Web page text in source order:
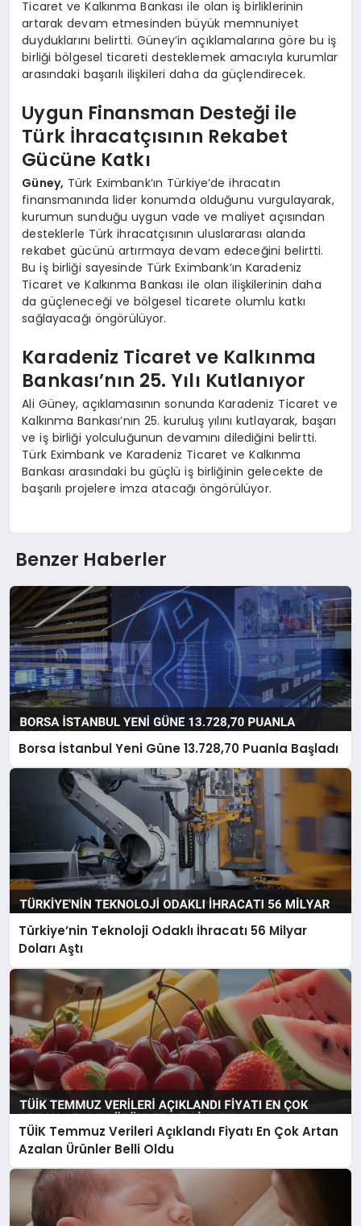
YAŞAM
Ticaret ve Kalkınma Bankası ile olan iş birliklerinin
artarak devam etmesinden büyük memnuniyet
duyduklarını belirtti. Güney’in açıklamalarına göre bu iş
birliği bölgesel ticareti desteklemek amacıyla kurumlar
arasındaki başarılı ilişkileri daha da güçlendirecek.
Uygun Finansman Desteği ile
Türk İhracatçısının Rekabet
Gücüne Katkı
Güney, Türk Eximbank’ın Türkiye’de ihracatın
finansmanında lider konumda olduğunu vurgulayarak,
kurumun sunduğu uygun vade ve maliyet açısından
desteklerle Türk ihracatçısının uluslararası alanda
rekabet gücünü artırmaya devam edeceğini belirtti.
Bu iş birliği sayesinde Türk Eximbank’ın Karadeniz
Ticaret ve Kalkınma Bankası ile olan ilişkilerinin daha
da güçleneceği ve bölgesel ticarete olumlu katkı
sağlayacağı öngörülüyor.
Karadeniz Ticaret ve Kalkınma
Bankası’nın 25. Yılı Kutlanıyor
Ali Güney, açıklamasının sonunda Karadeniz Ticaret ve
Kalkınma Bankası’nın 25. kuruluş yılını kutlayarak, başarı
ve iş birliği yolculuğunun devamını dilediğini belirtti.
Türk Eximbank ve Karadeniz Ticaret ve Kalkınma
Bankası arasındaki bu güçlü iş birliğinin gelecekte de
başarılı projelere imza atacağı öngörülüyor.
Benzer Haberler
Borsa İstanbul Yeni Güne 13.728,70 Puanla Başladı
Türkiye’nin Teknoloji Odaklı İhracatı 56 Milyar
Doları Aştı
TÜİK Temmuz Verileri Açıklandı Fiyatı En Çok Artan
Azalan Ürünler Belli Oldu